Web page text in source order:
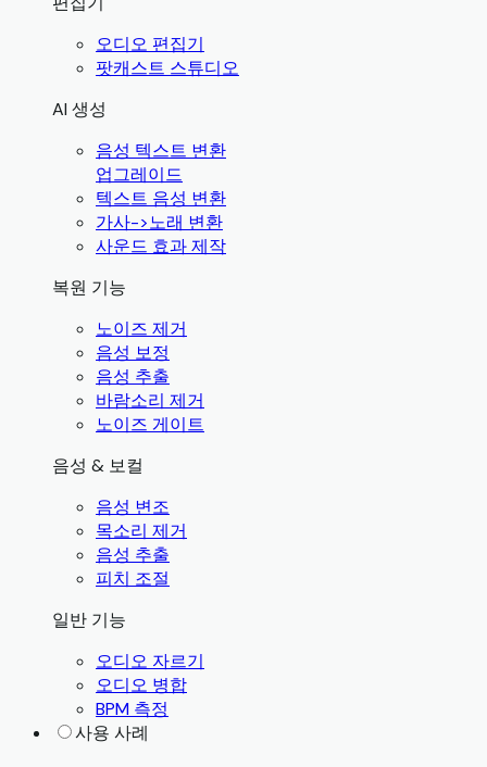
오디오 편집기
팟캐스트 스튜디오
AI 생성
음성 텍스트 변환
업그레이드
텍스트 음성 변환
가사->노래 변환
사운드 효과 제작
복원 기능
노이즈 제거
음성 보정
음성 추출
바람소리 제거
노이즈 게이트
음성 & 보컬
음성 변조
목소리 제거
음성 추출
피치 조절
일반 기능
오디오 자르기
오디오 병합
BPM 측정
사용 사례